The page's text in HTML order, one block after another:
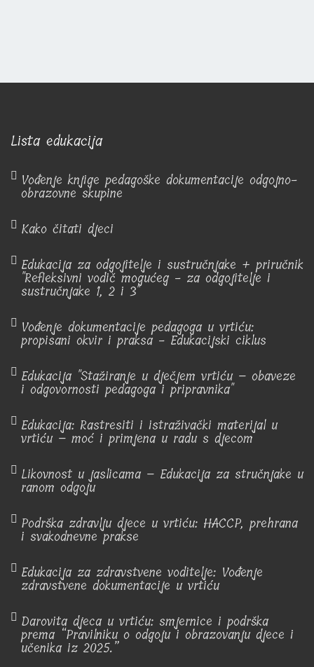
Lista edukacija
Vođenje knjige pedagoške dokumentacije odgojno-
obrazovne skupine
Kako čitati djeci
Edukacija za odgojitelje i sustručnjake + priručnik
"Refleksivni vodič mogućeg - za odgojitelje i
sustručnjake 1, 2 i 3"
Vođenje dokumentacije pedagoga u vrtiću:
propisani okvir i praksa - Edukacijski ciklus
Edukacija "Stažiranje u dječjem vrtiću – obaveze
i odgovornosti pedagoga i pripravnika"
Edukacija: Rastresiti i istraživački materijal u
vrtiću – moć i primjena u radu s djecom
Likovnost u jaslicama – Edukacija za stručnjake u
ranom odgoju
Podrška zdravlju djece u vrtiću: HACCP, prehrana
i svakodnevne prakse
Edukacija za zdravstvene voditelje: Vođenje
zdravstvene dokumentacije u vrtiću
Darovita djeca u vrtiću: smjernice i podrška
prema “Pravilniku o odgoju i obrazovanju djece i
učenika iz 2025.”